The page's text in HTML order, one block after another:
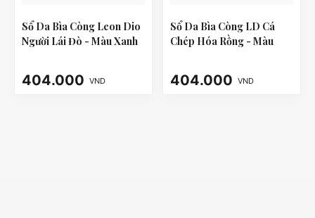
Sổ Da Bìa Còng Leon Dio
Người Lái Đò - Màu Xanh
404.000 VND
Sổ Da Bìa Còng LD Cá
Chép Hóa Rồng - Màu
404.000 VND